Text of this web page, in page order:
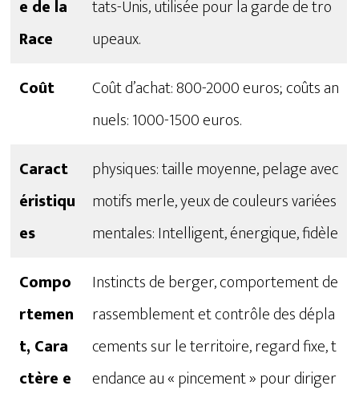
e de la
Race
tats-Unis, utilisée pour la garde de tro
upeaux.
Coût
Coût d’achat: 800-2000 euros; coûts an
nuels: 1000-1500 euros.
Caract
éristiqu
es
physiques: taille moyenne, pelage avec
motifs merle, yeux de couleurs variées
mentales: Intelligent, énergique, fidèle
Compo
rtemen
t, Cara
ctère e
Instincts de berger, comportement de
rassemblement et contrôle des dépla
cements sur le territoire, regard fixe, t
endance au « pincement » pour diriger